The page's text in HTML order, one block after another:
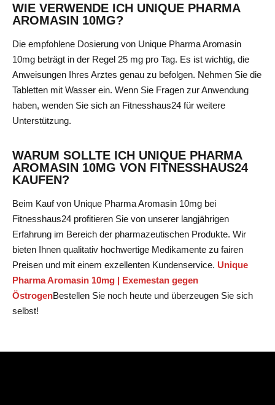
WIE VERWENDE ICH UNIQUE PHARMA
AROMASIN 10MG?
Die empfohlene Dosierung von Unique Pharma Aromasin
10mg beträgt in der Regel 25 mg pro Tag. Es ist wichtig, die
Anweisungen Ihres Arztes genau zu befolgen. Nehmen Sie die
Tabletten mit Wasser ein. Wenn Sie Fragen zur Anwendung
haben, wenden Sie sich an Fitnesshaus24 für weitere
Unterstützung.
WARUM SOLLTE ICH UNIQUE PHARMA
AROMASIN 10MG VON FITNESSHAUS24
KAUFEN?
Beim Kauf von Unique Pharma Aromasin 10mg bei
Fitnesshaus24 profitieren Sie von unserer langjährigen
Erfahrung im Bereich der pharmazeutischen Produkte. Wir
bieten Ihnen qualitativ hochwertige Medikamente zu fairen
Preisen und mit einem exzellenten Kundenservice. Unique
Pharma Aromasin 10mg | Exemestan gegen
ÖstrogenBestellen Sie noch heute und überzeugen Sie sich
selbst!